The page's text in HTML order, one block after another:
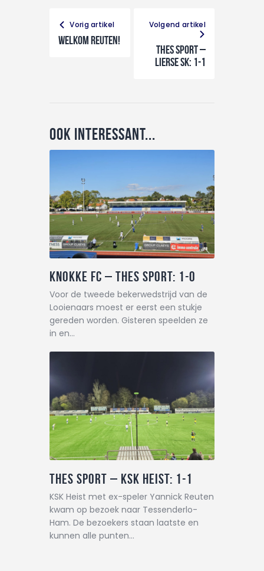
Vorig artikel
Welkom Reuten!
Volgend artikel
THES Sport –
Lierse SK: 1-1
Ook interessant...
Knokke FC – THES Sport: 1-0
Voor de tweede bekerwedstrijd van de
Looienaars moest er eerst een stukje
gereden worden. Gisteren speelden ze
in en…
THES Sport – KSK Heist: 1-1
KSK Heist met ex-speler Yannick Reuten
kwam op bezoek naar Tessenderlo-
Ham. De bezoekers staan laatste en
kunnen alle punten…